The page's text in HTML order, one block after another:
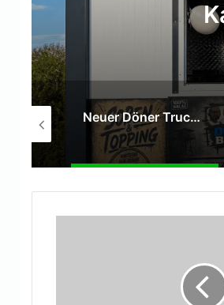
Neuer Döner Truck „DönerBreak“ eröffnet auf dem Kaufland-Parkplatz in Moers Moers: Zwei Verletzte bei Verkehrsunfall auf der Venloer Straße